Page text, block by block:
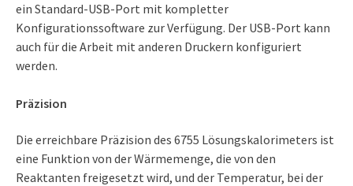
ein Standard-USB-Port mit kompletter
Konfigurationssoftware zur Verfügung. Der USB-Port kann
auch für die Arbeit mit anderen Druckern konfiguriert
werden.
Präzision
Die erreichbare Präzision des 6755 Lösungskalorimeters ist
eine Funktion von der Wärmemenge, die von den
Reaktanten freigesetzt wird, und der Temperatur, bei der